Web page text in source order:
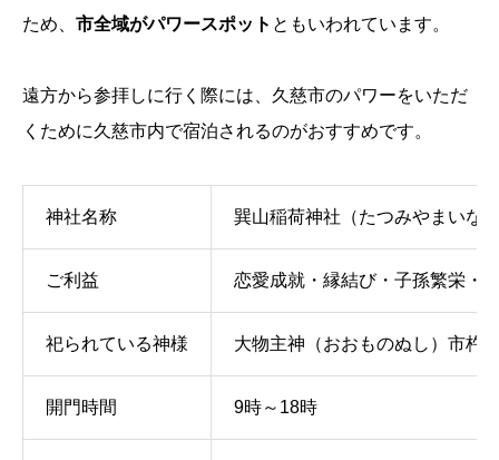
ため、 市全域がパワースポット ともいわれています。
遠方から参拝しに行く際には、久慈市のパワーをいただ
くために久慈市内で宿泊されるのがおすすめです。
神社名称 巽山稲荷神社（たつみやまいな
ご利益 恋愛成就・縁結び・子孫繁栄・
祀られている神様 大物主神（おおものぬし）市杵
開門時間 9時～18時